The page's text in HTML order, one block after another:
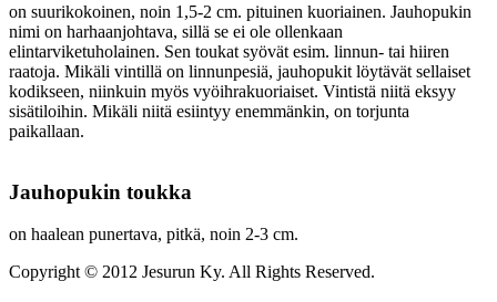
on suurikokoinen, noin 1,5-2 cm. pituinen kuoriainen. Jauhopukin
nimi on harhaanjohtava, sillä se ei ole ollenkaan
elintarviketuholainen. Sen toukat syövät esim. linnun- tai hiiren
raatoja. Mikäli vintillä on linnunpesiä, jauhopukit löytävät sellaiset
kodikseen, niinkuin myös vyöihrakuoriaiset. Vintistä niitä eksyy
sisätiloihin. Mikäli niitä esiintyy enemmänkin, on torjunta
paikallaan.
Jauhopukin toukka
on haalean punertava, pitkä, noin 2-3 cm.
Copyright © 2012 Jesurun Ky. All Rights Reserved.